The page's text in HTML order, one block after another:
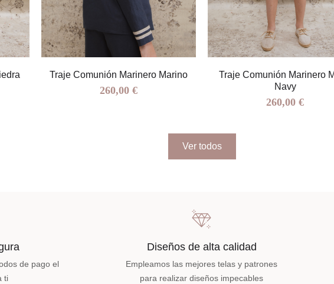
Traje Comunión Marinero Marino
260,00 €
Traje Comunión Marinero
Navy
260,00 €
Ver todos
de pago el
ti
Diseños de alta calidad
Empleamos las mejores telas y patrones
para realizar diseños impecables